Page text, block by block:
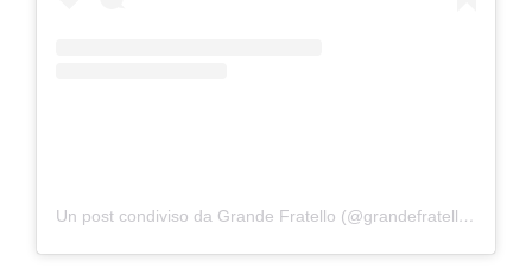
Un post condiviso da Grande Fratello (@grandefratellotv)